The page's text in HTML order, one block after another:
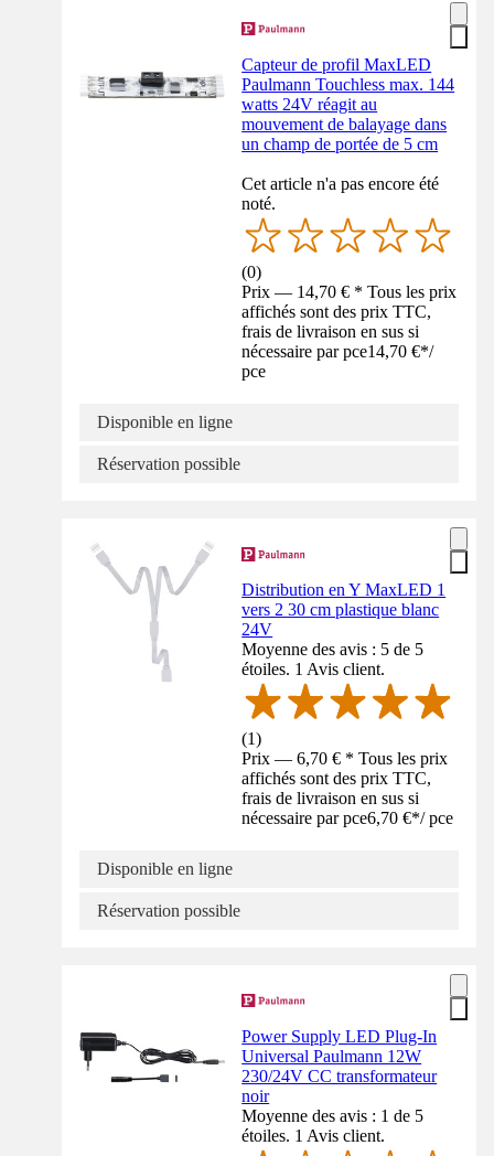
Capteur de profil MaxLED
Paulmann Touchless max. 144
watts 24V réagit au
mouvement de balayage dans
un champ de portée de 5 cm
Cet article n'a pas encore été
noté.
(0)
Prix — 14,70 € * Tous les prix
affichés sont des prix TTC,
frais de livraison en sus si
nécessaire par pce14,70 €*/
pce
Disponible en ligne
Réservation possible
Distribution en Y MaxLED 1
vers 2 30 cm plastique blanc
24V
Moyenne des avis : 5 de 5
étoiles. 1 Avis client.
(1)
Prix — 6,70 € * Tous les prix
affichés sont des prix TTC,
frais de livraison en sus si
nécessaire par pce6,70 €*/ pce
Disponible en ligne
Réservation possible
Power Supply LED Plug-In
Universal Paulmann 12W
230/24V CC transformateur
noir
Moyenne des avis : 1 de 5
étoiles. 1 Avis client.